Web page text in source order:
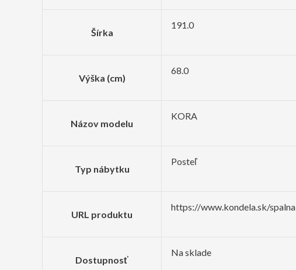
Šírka
191.0
Výška (cm)
68.0
Názov modelu
KORA
Typ nábytku
Posteľ
URL produktu
https://www.kondela.sk/
Dostupnosť
Na sklade